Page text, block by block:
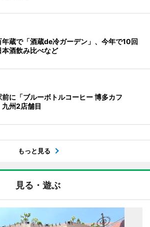
年蔵で「酒蔵de冷ガーデン」、今年で10回
酒飲み比べなど
前に「ブルーボトルコーヒー 博多カフ
州2店舗目
もっと見る
見る・遊ぶ